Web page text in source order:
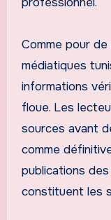
Comme pour
médiatiques
informations
floue. Les
sources avant
comme
publications
constituent les